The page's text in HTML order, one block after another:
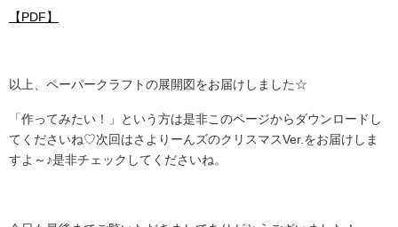
【PDF】
以上、ペーパークラフトの展開図をお届けしました☆
「作ってみたい！」という方は是非このページからダウンロードし
てくださいね♡次回はさよりーんズのクリスマスVer.をお届けしま
すよ～♪是非チェックしてくださいね。